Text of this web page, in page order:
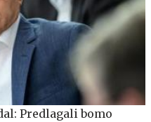
Predlagali bomo